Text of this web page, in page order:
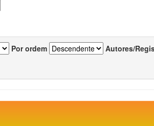
Por ordem Autores/